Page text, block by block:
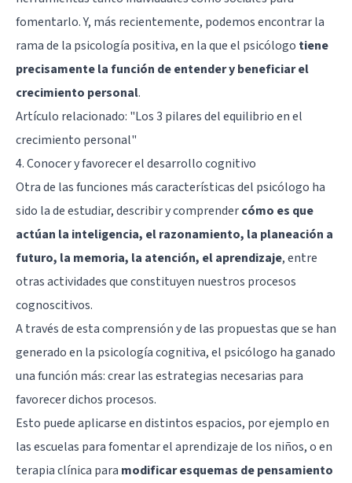
fomentarlo. Y, más recientemente, podemos encontrar la
rama de la psicología positiva, en la que el psicólogo tiene
precisamente la función de entender y beneficiar el
crecimiento personal.
Artículo relacionado: "Los 3 pilares del equilibrio en el
crecimiento personal"
4. Conocer y favorecer el desarrollo cognitivo
Otra de las funciones más características del psicólogo ha
sido la de estudiar, describir y comprendercómo es que
actúan la inteligencia, el razonamiento, la planeación a
futuro, la memoria, la atención, el aprendizaje, entre
otras actividades que constituyen nuestros procesos
cognoscitivos.
A través de esta comprensión y de las propuestas que se han
generado en la psicología cognitiva, el psicólogo ha ganado
una función más: crear las estrategias necesarias para
favorecer dichos procesos.
Esto puede aplicarse en distintos espacios, por ejemplo en
las escuelas para fomentar el aprendizaje de los niños, o en
terapia clínica para modificar esquemas de pensamiento